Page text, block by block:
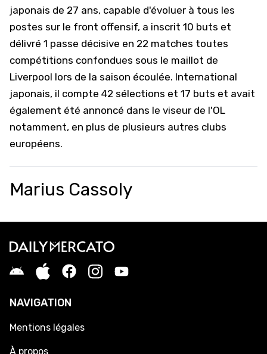
japonais de 27 ans, capable d'évoluer à tous les
postes sur le front offensif, a inscrit 10 buts et
délivré 1 passe décisive en 22 matches toutes
compétitions confondues sous le maillot de
Liverpool lors de la saison écoulée. International
japonais, il compte 42 sélections et 17 buts et avait
également été annoncé dans le viseur de l'OL
notamment, en plus de plusieurs autres clubs
européens.
Marius Cassoly
NAVIGATION
Mentions légales
À propos